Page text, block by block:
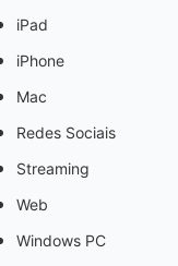
iPad
iPhone
Mac
Redes Sociais
Streaming
Web
Windows PC